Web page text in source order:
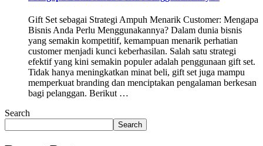
Gift Set sebagai Strategi Ampuh Menarik Customer: Mengapa
Bisnis Anda Perlu Menggunakannya? Dalam dunia bisnis
yang semakin kompetitif, kemampuan menarik perhatian
customer menjadi kunci keberhasilan. Salah satu strategi
efektif yang kini semakin populer adalah penggunaan gift set.
Tidak hanya meningkatkan minat beli, gift set juga mampu
memperkuat branding dan menciptakan pengalaman berkesan
bagi pelanggan. Berikut …
Search
Search